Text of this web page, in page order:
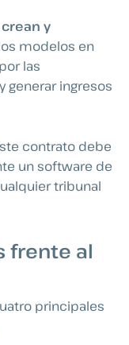
y
modelos en
las
generar ingresos
contrato debe
un software de
tribunal
frente al
principales